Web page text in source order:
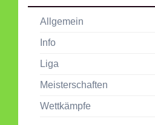
Allgemein
Info
Liga
Meisterschaften
Wettkämpfe